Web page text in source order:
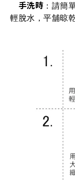
手洗時 ：請簡
輕脫水，平舖晾